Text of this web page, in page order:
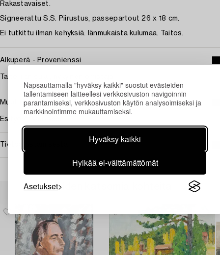
Napsauttamalla "hyväksy kaikki" suostut evästeiden
tallentamiseen laitteellesi verkkosivuston navigoinnin
parantamiseksi, verkkosivuston käytön analysoimiseksi ja
markkinointimme mukauttamiseksi.
Hyväksy kaikki
Hylkää ei-välttämättömät
Asetukset
Rakastavaiset.
Signeerattu S.S. Piirustus, passepartout 26 x 18 cm.
Ei tutkittu ilman kehyksiä. Iänmukaista kulumaa. Taitos.
Alkuperä - Provenienssi
Taiteilijan suku; nykyinen omistaja.
Muut tiedot
Esityö etsaukseen.
Tietoa ostamisesta
Muiden katsomia kohteita